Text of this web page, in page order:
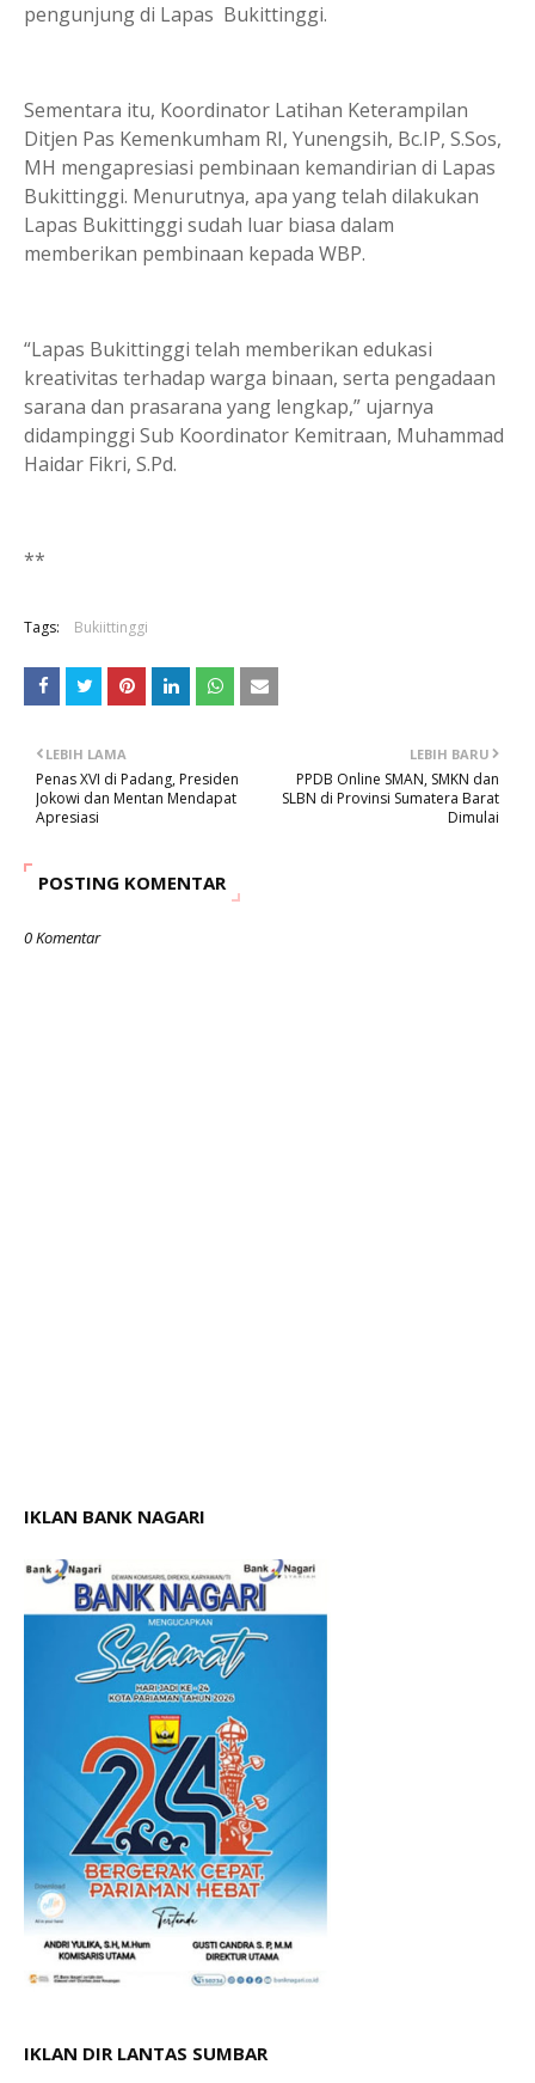
pengunjung di Lapas Bukittinggi.
Sementara itu, Koordinator Latihan Keterampilan
Ditjen Pas Kemenkumham RI, Yunengsih, Bc.IP, S.Sos,
MH mengapresiasi pembinaan kemandirian di Lapas
Bukittinggi. Menurutnya, apa yang telah dilakukan
Lapas Bukittinggi sudah luar biasa dalam
memberikan pembinaan kepada WBP.
“Lapas Bukittinggi telah memberikan edukasi
kreativitas terhadap warga binaan, serta pengadaan
sarana dan prasarana yang lengkap,” ujarnya
didampinggi Sub Koordinator Kemitraan, Muhammad
Haidar Fikri, S.Pd.
**
Tags: Bukiittinggi
LEBIH BARU
PPDB Online SMAN, SMKN dan
SLBN di Provinsi Sumatera Barat
Dimulai
LEBIH LAMA
Penas XVI di Padang, Presiden
Jokowi dan Mentan Mendapat
Apresiasi
POSTING KOMENTAR
0 Komentar
IKLAN BANK NAGARI
IKLAN DIR LANTAS SUMBAR